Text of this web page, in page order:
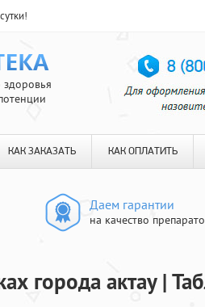
здоровья
КАК ЗАКАЗАТЬ КАК ОПЛАТИТЬ
Даем гарантии
на качество
города актау |